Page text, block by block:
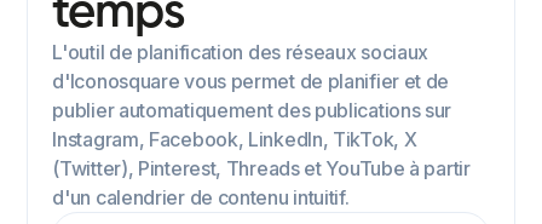
temps
L'outil de planification des réseaux sociaux
d'Iconosquare vous permet de planifier et de
publier automatiquement des publications sur
Instagram, Facebook, LinkedIn, TikTok, X
(Twitter), Pinterest, Threads et YouTube à partir
d'un calendrier de contenu intuitif.